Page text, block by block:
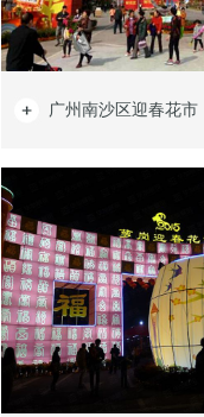
广州南沙区迎春花市